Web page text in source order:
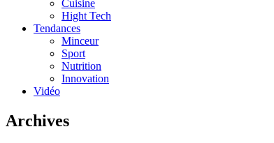
Cuisine
Hight Tech
Tendances
Minceur
Sport
Nutrition
Innovation
Vidéo
Archives